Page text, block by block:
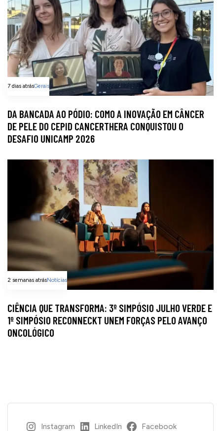
7 dias atrásGerais
DA BANCADA AO PÓDIO: COMO A INOVAÇÃO EM CÂNCER
DE PELE DO CEPID CANCERTHERA CONQUISTOU O
DESAFIO UNICAMP 2026
2 semanas atrásNotícias
CIÊNCIA QUE TRANSFORMA: 3º SIMPÓSIO JULHO VERDE E
1º SIMPÓSIO RECONNECKT UNEM FORÇAS PELO AVANÇO
ONCOLÓGICO
Instagram LinkedIn Facebook